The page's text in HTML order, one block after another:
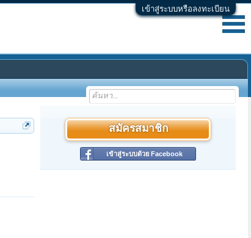
เข้าสู่ระบบหรือลงทะเบียน
สมัครสมาชิก
เข้าสู่ระบบด้วย Facebook